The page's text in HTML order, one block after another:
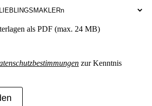
als PDF (max. 24 MB)
zur Kenntnis